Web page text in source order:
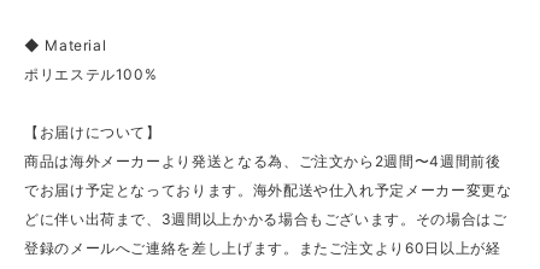
◆ Material
ポリエステル100%
【お届けについて】
商品は海外メーカーより発送となる為、ご注文から2週間〜4週間前後
でお届け予定となっております。海外配送や仕入れ予定メーカー変更な
どに伴い出荷まで、3週間以上かかる場合もございます。その場合はご
登録のメールへご連絡を差し上げます。またご注文より60日以上が経